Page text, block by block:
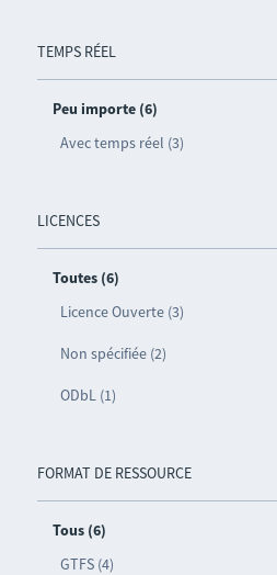
TEMPS RÉEL
Peu importe (6)
Avec temps réel (3)
LICENCES
Toutes (6)
Licence Ouverte (3)
Non spécifiée (2)
ODbL (1)
FORMAT DE RESSOURCE
Tous (6)
GTFS (4)